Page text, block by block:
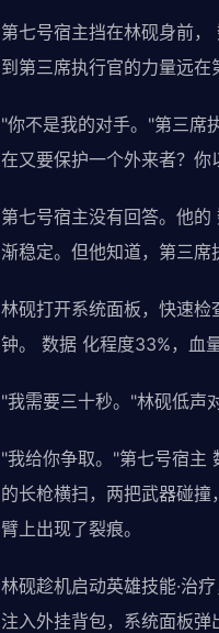
第七号宿主挡在林砚身前
到第三席执行官的力量远在
"你不是我的对手。"第三席
在又要保护一个外来者？
第七号宿主没有回答。他
渐稳定。但他知道，第三席
林砚打开系统面板，快速
钟。 数据 化程度33%，血
"我需要三十秒。"林砚低声
"我给你争取。"第七号宿主
的长枪横扫，两把武器碰
臂上出现了裂痕。
林砚趁机启动英雄技能·治
注入外挂背包，系统面板弹